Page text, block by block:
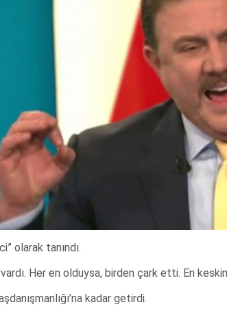
olarak tanındı.
Her en olduysa, birden çark etti. En
kadar getirdi.